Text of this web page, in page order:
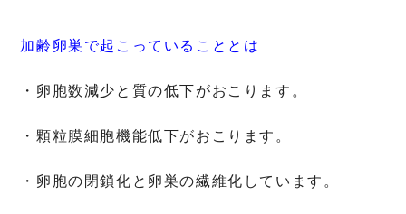
加齢卵巣で起こっていることとは
・卵胞数減少と質の低下がおこります。
・顆粒膜細胞機能低下がおこります。
・卵胞の閉鎖化と卵巣の繊維化しています。